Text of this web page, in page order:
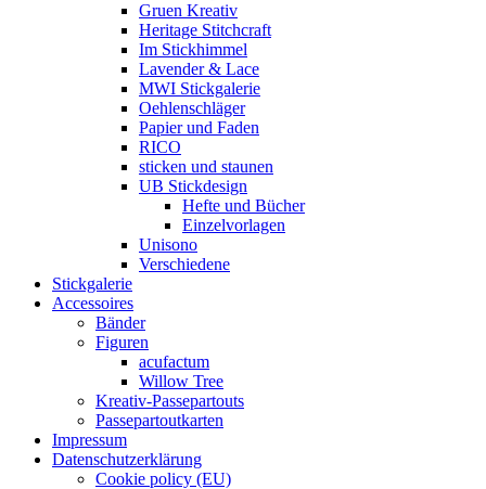
Gruen Kreativ
Heritage Stitchcraft
Im Stickhimmel
Lavender & Lace
MWI Stickgalerie
Oehlenschläger
Papier und Faden
RICO
sticken und staunen
UB Stickdesign
Hefte und Bücher
Einzelvorlagen
Unisono
Verschiedene
Stickgalerie
Accessoires
Bänder
Figuren
acufactum
Willow Tree
Kreativ-Passepartouts
Passepartoutkarten
Impressum
Datenschutzerklärung
Cookie policy (EU)